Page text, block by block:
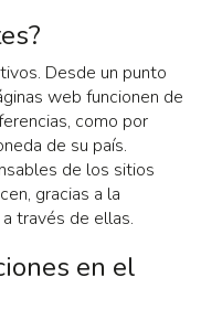
Desde un punto
web funcionen de
como por
de su país.
de los sitios
gracias a la
través de ellas.
en el